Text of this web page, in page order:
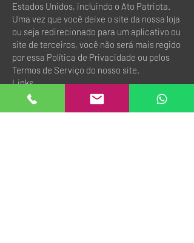
Estados Unidos, incluindo o Ato Patriota.
Uma vez que você deixe o site da nossa loja
ou seja redirecionado para um aplicativo ou
site de terceiros, você não será mais regido
por essa Política de Privacidade ou pelos
Termos de Serviço do nosso site.
Links
Quando você clica em links na nossa loja,
eles podem lhe direcionar para fora do